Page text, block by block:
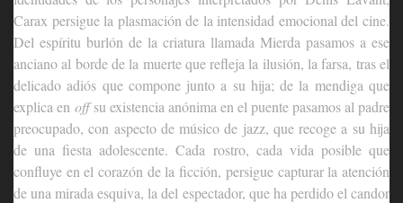
Carax persigue la plasmación de la intensidad emocional del cine.
Del espíritu burlón de la criatura llamada Mierda pasamos a ese
anciano al borde de la muerte que refleja la ilusión, la farsa, tras el
delicado adiós que compone junto a su hija; de la mendiga que
explica en offsu existencia anónima en el puente pasamos al padre
preocupado, con aspecto de músico de jazz, que recoge a su hija
de una fiesta adolescente. Cada rostro, cada vida posible que
confluye en el corazón de la ficción, persigue capturar la atención
de una mirada esquiva, la del espectador, que ha perdido el candor